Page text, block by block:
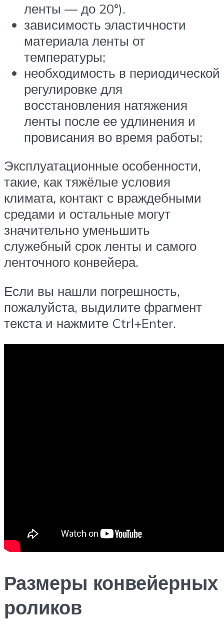
ленты — до 20°).
зависимость эластичности
материала ленты от
температуры;
необходимость в периодической
регулировке для
восстановления натяжения
ленты после ее удлинения и
провисания во время работы;
Эксплуатационные особенности,
такие, как тяжёлые условия
климата, контакт с враждебными
средами и остальные могут
значительно уменьшить
служебный срок ленты и самого
ленточного конвейера.
Если вы нашли погрешность,
пожалуйста, выдилите фрагмент
текста и нажмите Ctrl+Enter.
Размеры конвейерных
роликов